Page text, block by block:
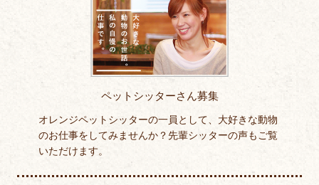
ペットシッターさん募集
オレンジペットシッターの一員として、大好きな動物
のお仕事をしてみませんか？先輩シッターの声もご覧
いただけます。